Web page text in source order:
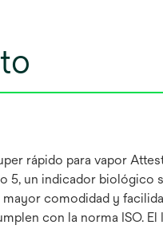
rápido para vapor
un indicador biológico
comodidad y
con la norma ISO.